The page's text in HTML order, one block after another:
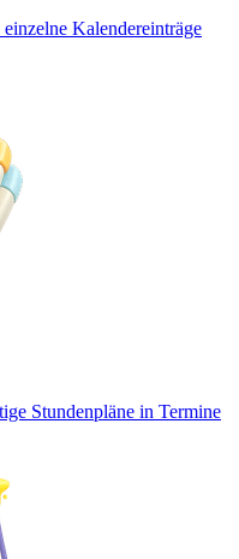
Kalendereinträge
Stundenpläne in Termine